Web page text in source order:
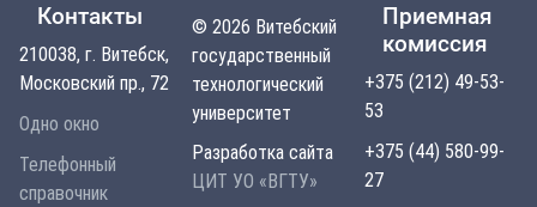
Контакты
210038, г. Витебск,
Московский пр., 72
Одно окно
Телефонный
справочник
© 2026 Витебский
государственный
технологический
университет
Разработка сайта
ЦИТ УО «ВГТУ»
Приемная
комиссия
+375 (212) 49-53-
53
+375 (44) 580-99-
27